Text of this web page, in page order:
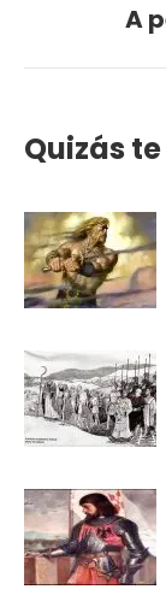
A
Quizás